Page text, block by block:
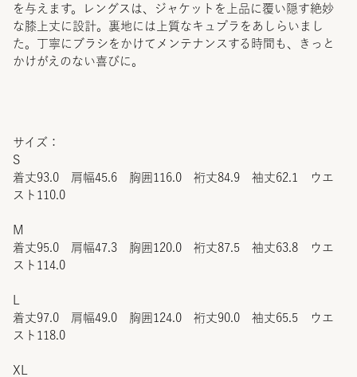
を与えます。レングスは、ジャケットを上品に覆い隠す絶妙
な膝上丈に設計。裏地には上質なキュプラをあしらいまし
た。丁寧にブラシをかけてメンテナンスする時間も、きっと
かけがえのない喜びに。
サイズ：
S
着丈93.0 肩幅45.6 胸囲116.0 裄丈84.9 袖丈62.1 ウエ
スト110.0
M
着丈95.0 肩幅47.3 胸囲120.0 裄丈87.5 袖丈63.8 ウエ
スト114.0
着丈97.0 肩幅49.0 胸囲124.0 裄丈90.0 袖丈65.5 ウエ
スト118.0
XL